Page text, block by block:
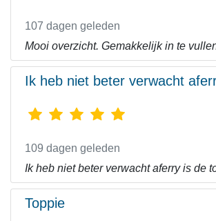
107 dagen geleden
Mooi overzicht. Gemakkelijk in te
Ik heb niet beter verwacht
109 dagen geleden
Ik heb niet beter verwacht aferry is de
Toppie